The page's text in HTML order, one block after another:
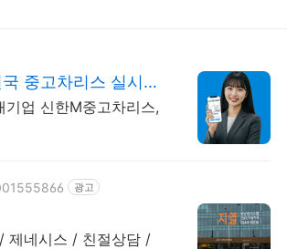
중고차리스 실시간
업 신한M중고차리스,
광고
제네시스 / 친절상담 /